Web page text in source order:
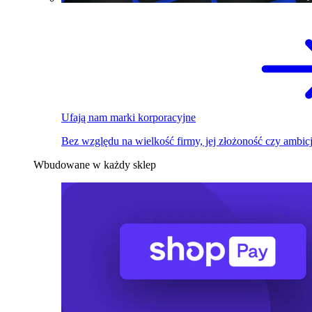
Ufają nam marki korporacyjne
Bez względu na wielkość firmy, jej złożoność czy
Wbudowane w każdy sklep